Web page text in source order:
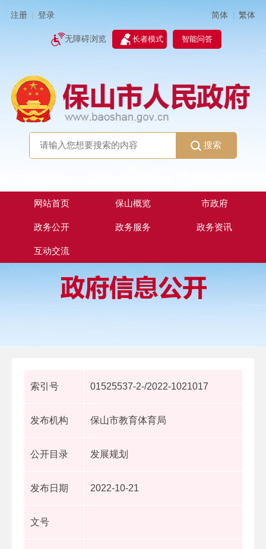
注册 登录 简体 | 繁体
无障碍浏览 长者模式 智能问答
搜索
网站首页 保山概览 市政府
政务公开 政务服务 政务资讯
互动交流
索引号 01525537-2-/2022-1021017
发布机构 保山市教育体育局
公开目录 发展规划
发布日期 2022-10-21
文号